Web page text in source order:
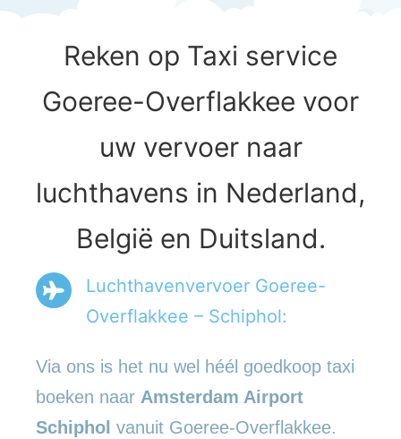
Reken op Taxi service
Goeree-Overflakkee voor
uw vervoer naar
luchthavens in Nederland,
België en Duitsland.
Luchthavenvervoer Goeree-
Overflakkee – Schiphol:
Via ons is het nu wel héél goedkoop taxi
boeken naar Amsterdam Airport
Schiphol vanuit Goeree-Overflakkee.